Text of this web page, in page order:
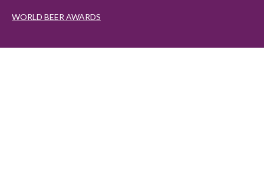
WORLD BEER AWARDS